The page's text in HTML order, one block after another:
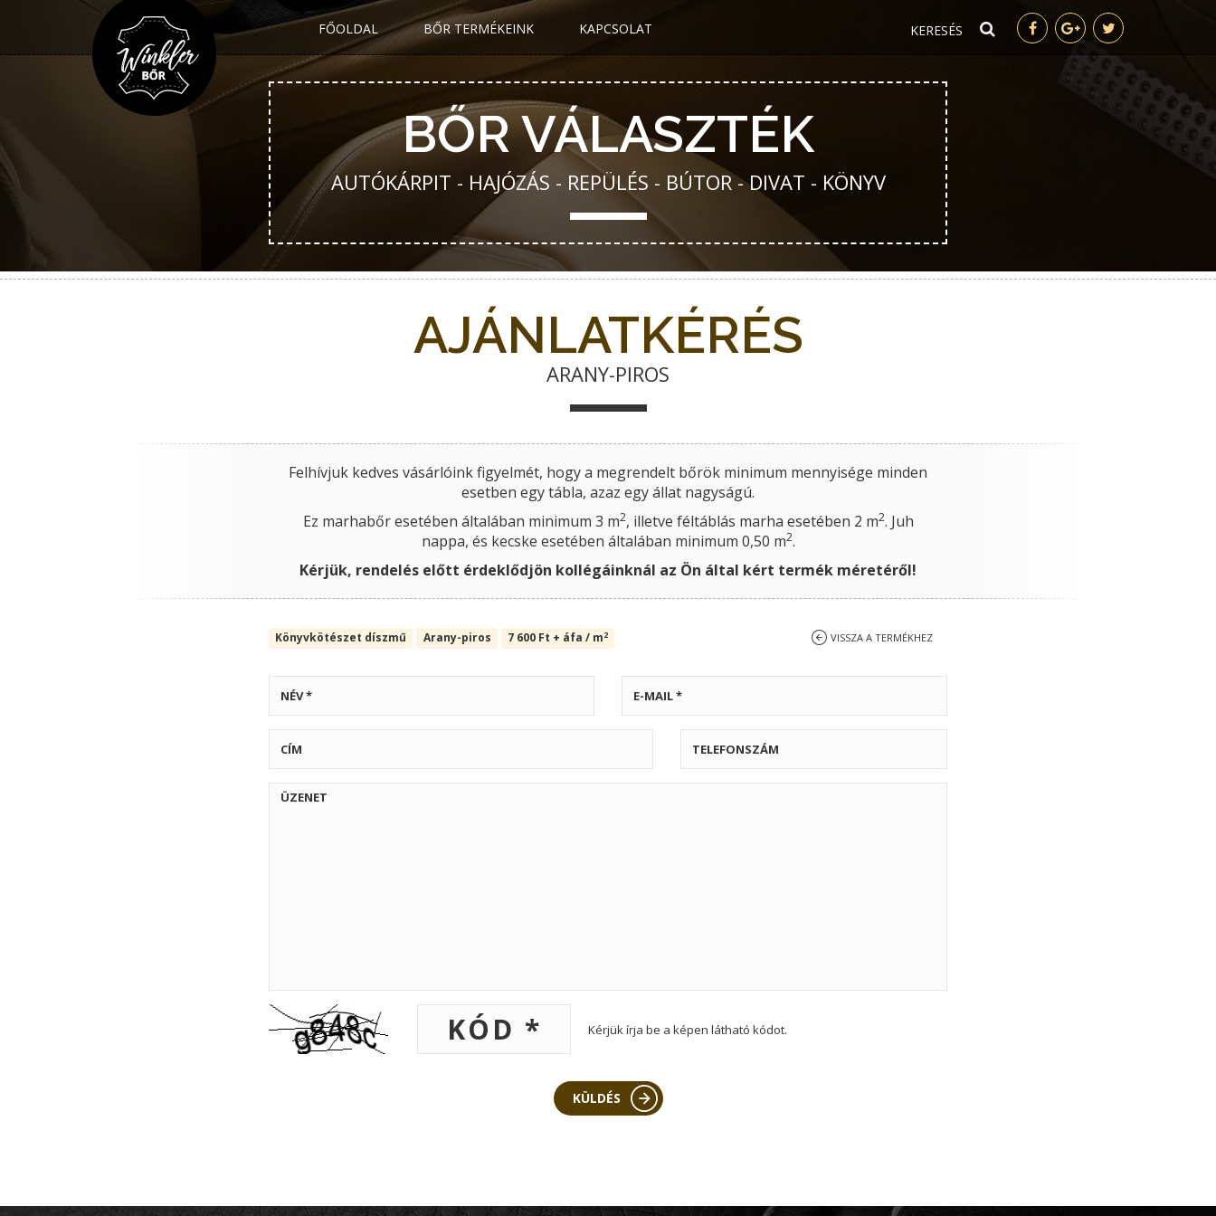
FŐOLDAL BŐR TERMÉKEINK KAPCSOLAT
BŐR VÁLASZTÉK
AUTÓKÁRPIT - HAJÓZÁS - REPÜLÉS - BÚTOR - DIVAT - KÖNYV
AJÁNLATKÉRÉS
ARANY-PIROS
Felhívjuk kedves vásárlóink figyelmét, hogy a megrendelt bőrök minimum mennyisége minden
esetben egy tábla, azaz egy állat nagyságú.
Ez marhabőr esetében általában minimum 3 m2, illetve féltáblás marha esetében 2 m2. Juh
nappa, és kecske esetében általában minimum 0,50 m2.
Kérjük, rendelés előtt érdeklődjön kollégáinknál az Ön által kért termék méretéről!
Könyvkötészet díszmű Arany-piros 7 600 Ft + áfa / m2 VISSZA A TERMÉKHEZ
Kérjük írja be a képen látható kódot.
KÜLDÉS